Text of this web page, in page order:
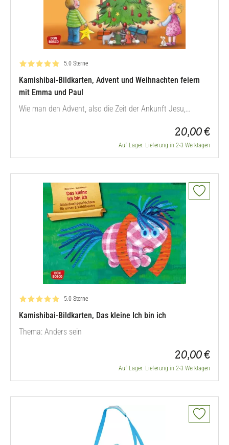
Bewertung: 5.0 von 5
5.0 Sterne
Kamishibai-Bildkarten, Advent und Weihnachten feiern
mit Emma und Paul
Wie man den Advent, also die Zeit der Ankunft Jesu,
Bildkarten-Geschichte um Emma und Paul. Die Zuhörer
erfahren so, welche Bräuche es im Advent und zu
Weihnachten gibt. Gemeinsam mit Emma und Paul backen
20,00 €
Auf Lager. Lieferung in 2-3 Werktagen
Bewertung: 5.0 von 5
5.0 Sterne
Kamishibai-Bildkarten, Das kleine Ich bin ich
Thema: Anders sein
20,00 €
Auf Lager. Lieferung in 2-3 Werktagen